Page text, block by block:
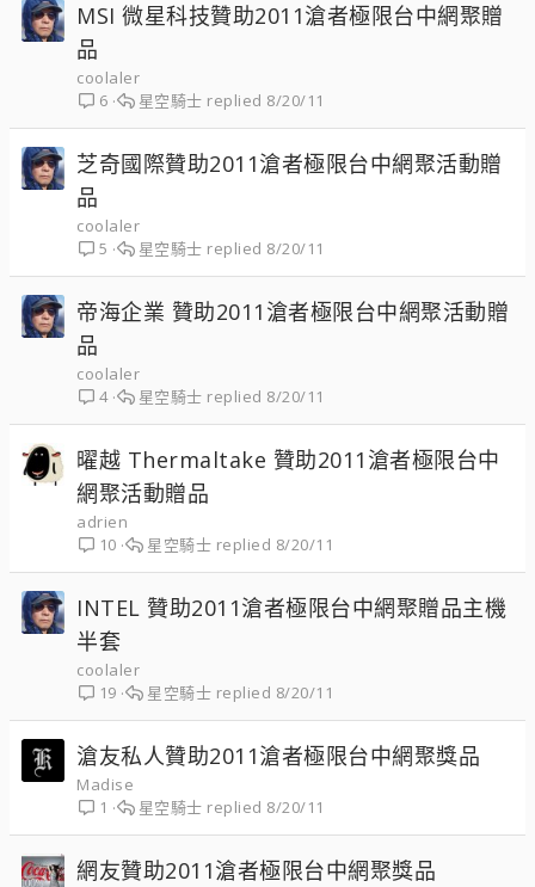
MSI 微星科技贊助2011滄者極限台中網聚贈
品
coolaler
6
8/20/11
星空騎士
芝奇國際贊助2011滄者極限台中網聚活動贈
品
coolaler
5
8/20/11
星空騎士
帝海企業 贊助2011滄者極限台中網聚活動贈
品
coolaler
4
8/20/11
星空騎士
曜越 Thermaltake 贊助2011滄者極限台中
網聚活動贈品
adrien
10
8/20/11
星空騎士
INTEL 贊助2011滄者極限台中網聚贈品主機
半套
coolaler
19
8/20/11
星空騎士
滄友私人贊助2011滄者極限台中網聚獎品
Madise
1
8/20/11
星空騎士
網友贊助2011滄者極限台中網聚獎品